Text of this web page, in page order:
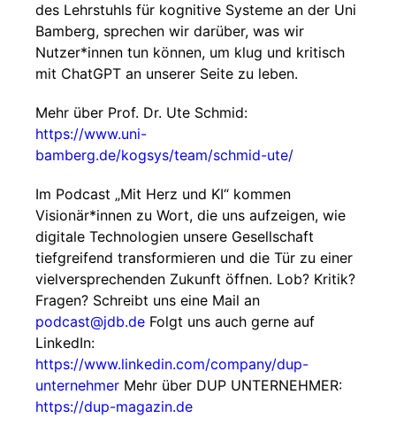
des Lehrstuhls für kognitive Systeme an der Uni
Bamberg, sprechen wir darüber, was wir
Nutzer*innen tun können, um klug und kritisch
mit ChatGPT an unserer Seite zu leben.
Mehr über Prof. Dr. Ute Schmid:
https://www.uni-
bamberg.de/kogsys/team/schmid-ute/
Im Podcast „Mit Herz und KI“ kommen
Visionär*innen zu Wort, die uns aufzeigen, wie
digitale Technologien unsere Gesellschaft
tiefgreifend transformieren und die Tür zu einer
vielversprechenden Zukunft öffnen. Lob? Kritik?
Fragen? Schreibt uns eine Mail an
podcast@jdb.de Folgt uns auch gerne auf
LinkedIn:
https://www.linkedin.com/company/dup-
unternehmer Mehr über DUP UNTERNEHMER:
https://dup-magazin.de